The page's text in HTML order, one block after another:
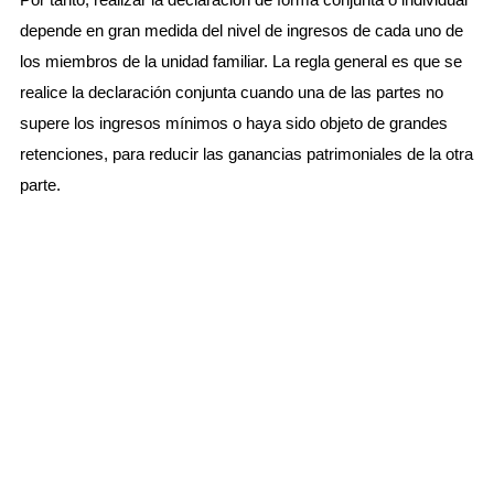
depende en gran medida del nivel de ingresos de cada uno de
los miembros de la unidad familiar. La regla general es que se
realice la declaración conjunta cuando una de las partes no
supere los ingresos mínimos o haya sido objeto de grandes
retenciones, para reducir las ganancias patrimoniales de la otra
parte.